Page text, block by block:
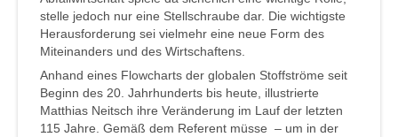
stelle jedoch nur eine Stellschraube dar. Die wichtigste
Herausforderung sei vielmehr eine neue Form des
Miteinanders und des Wirtschaftens.
Anhand eines Flowcharts der globalen Stoffströme seit
Beginn des 20. Jahrhunderts bis heute, illustrierte
Matthias Neitsch ihre Veränderung im Lauf der letzten
115 Jahre. Gemäß dem Referent müsse – um in der